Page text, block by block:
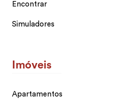
Encontrar
Simuladores
Imóveis
Apartamentos